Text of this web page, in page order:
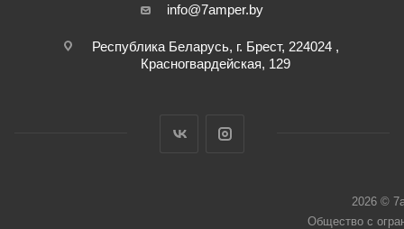
info@7amper.by
Республика Беларусь, г. Брест, 224024 ,
Красногвардейская, 129
2026 ©
Общество с